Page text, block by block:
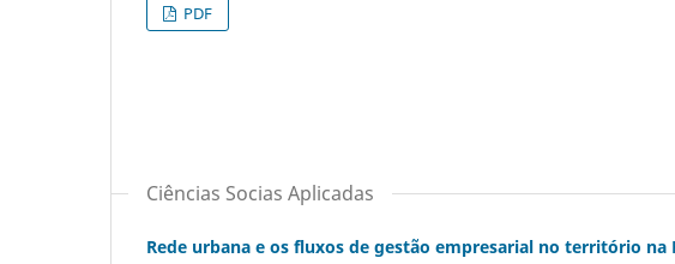
PDF
Ciências Socias Aplicadas
Rede urbana e os fluxos de gestão empresarial no território na